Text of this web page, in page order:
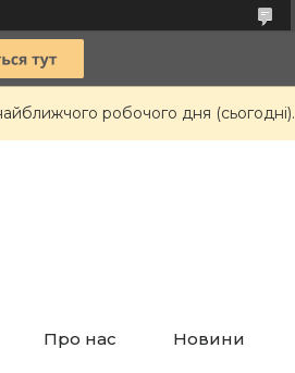
робочого дня (сьогодні).
Про нас Новини